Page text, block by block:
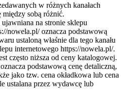
w różnych kanałach
między sobą różnić.
ujawniana na stronie sklepu
nowela.pl/ oznacza podstawową
ustaloną właśnie dla tego kanału
internetowego https://nowela.pl/.
często niższa od ceny katalogowej.
oznacza podstawową cenę detaliczną,
jako tzw. cena okładkowa lub cena
ustalana przez wydawcę lub